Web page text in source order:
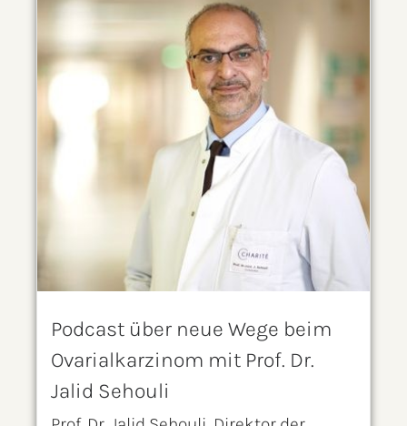
Podcast über neue Wege beim
Ovarialkarzinom mit Prof. Dr.
Jalid Sehouli